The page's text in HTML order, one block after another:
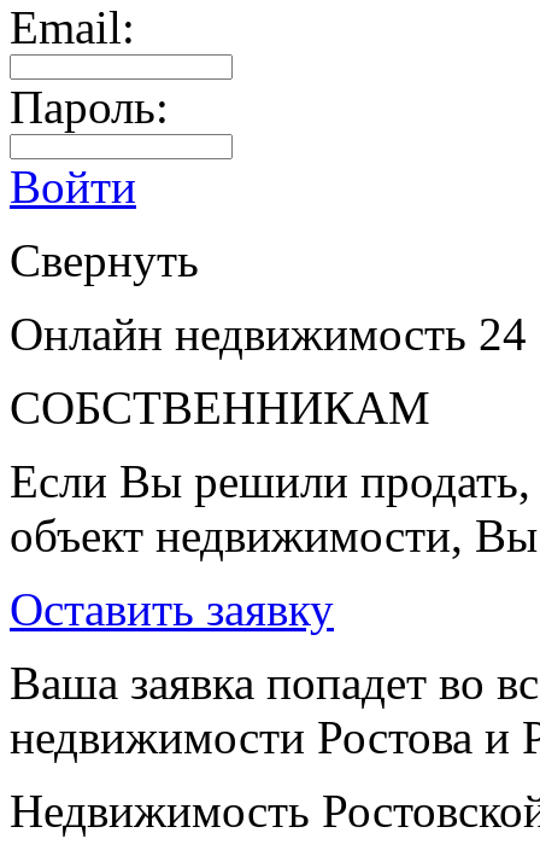
Email:
Пароль:
Войти
Свернуть
Онлайн недвижимость 24
СОБСТВЕННИКАМ
Если Вы решили продать,
объект недвижимости,
Оставить заявку
Ваша заявка попадет во
недвижимости Ростова и
Недвижимость